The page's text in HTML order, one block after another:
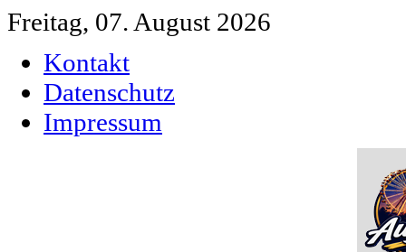
Freitag, 07. August 2026
Kontakt
Datenschutz
Impressum